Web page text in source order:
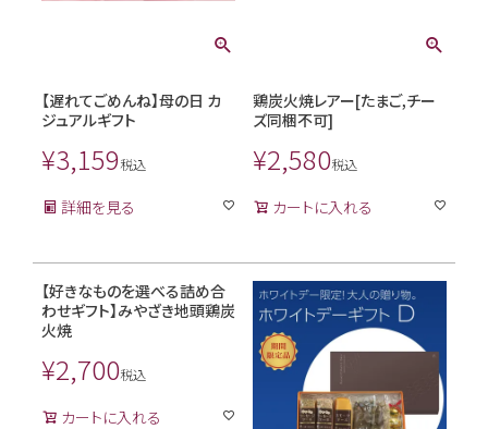
【遅れてごめんね】母の日 カ
ジュアルギフト
¥3,159税込
詳細を見る
鶏炭火焼レアー[たまご,チー
ズ同梱不可]
¥2,580税込
カートに入れる
【好きなものを選べる詰め合
わせギフト】みやざき地頭鶏炭
火焼
¥2,700税込
カートに入れる